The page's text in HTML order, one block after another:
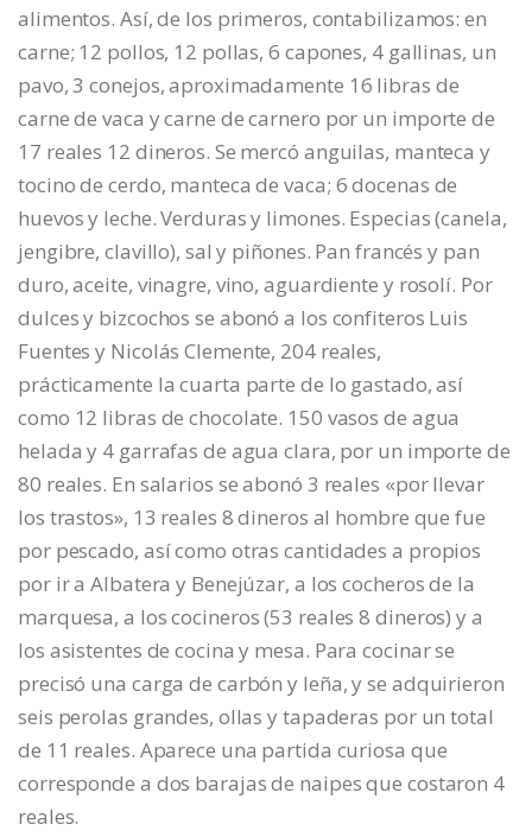
alimentos. Así, de los primeros, contabilizamos: en
carne; 12 pollos, 12 pollas, 6 capones, 4 gallinas, un
pavo, 3 conejos, aproximadamente 16 libras de
carne de vaca y carne de carnero por un importe de
17 reales 12 dineros. Se mercó anguilas, manteca y
tocino de cerdo, manteca de vaca; 6 docenas de
huevos y leche. Verduras y limones. Especias (canela,
jengibre, clavillo), sal y piñones. Pan francés y pan
duro, aceite, vinagre, vino, aguardiente y rosolí. Por
dulces y bizcochos se abonó a los confiteros Luis
Fuentes y Nicolás Clemente, 204 reales,
prácticamente la cuarta parte de lo gastado, así
como 12 libras de chocolate. 150 vasos de agua
helada y 4 garrafas de agua clara, por un importe de
80 reales. En salarios se abonó 3 reales «por llevar
los trastos», 13 reales 8 dineros al hombre que fue
por pescado, así como otras cantidades a propios
por ir a Albatera y Benejúzar, a los cocheros de la
marquesa, a los cocineros (53 reales 8 dineros) y a
los asistentes de cocina y mesa. Para cocinar se
precisó una carga de carbón y leña, y se adquirieron
seis perolas grandes, ollas y tapaderas por un total
de 11 reales. Aparece una partida curiosa que
corresponde a dos barajas de naipes que costaron 4
reales.